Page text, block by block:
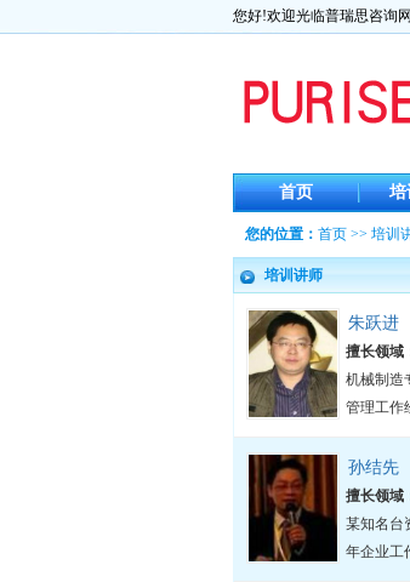
您好!欢迎光临普瑞思咨询
首页 培
您的位置： 首页 >> 培训
培训讲师
朱跃进
擅长领域
机械制造
管理工作
孙结先
擅长领域
某知名台
年企业工